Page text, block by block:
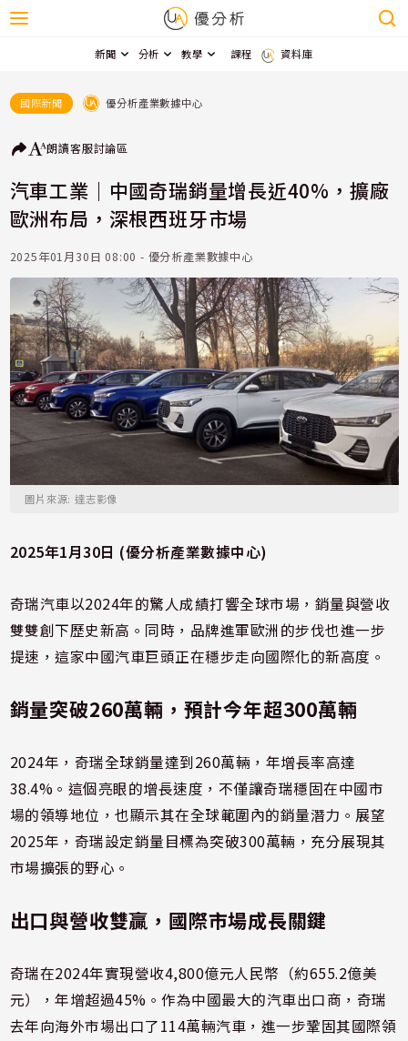
新聞 分析 教學 課程 資料庫
國際新聞 優分析產業數據中心
朗讀客服討論區
汽車工業｜中國奇瑞銷量增長近40%，擴廠
歐洲布局，深根西班牙市場
2025年01月30日 08:00 - 優分析產業數據中心
圖片來源: 達志影像
2025年1月30日 (優分析產業數據中心)
奇瑞汽車以2024年的驚人成績打響全球市場，銷量與營收
雙雙創下歷史新高。同時，品牌進軍歐洲的步伐也進一步
提速，這家中國汽車巨頭正在穩步走向國際化的新高度。
銷量突破260萬輛，預計今年超300萬輛
2024年，奇瑞全球銷量達到260萬輛，年增長率高達
38.4%。這個亮眼的增長速度，不僅讓奇瑞穩固在中國市
場的領導地位，也顯示其在全球範圍內的銷量潛力。展望
2025年，奇瑞設定銷量目標為突破300萬輛，充分展現其
市場擴張的野心。
出口與營收雙贏，國際市場成長關鍵
奇瑞在2024年實現營收4,800億元人民幣（約655.2億美
元），年增超過45%。作為中國最大的汽車出口商，奇瑞
去年向海外市場出口了114萬輛汽車，進一步鞏固其國際領